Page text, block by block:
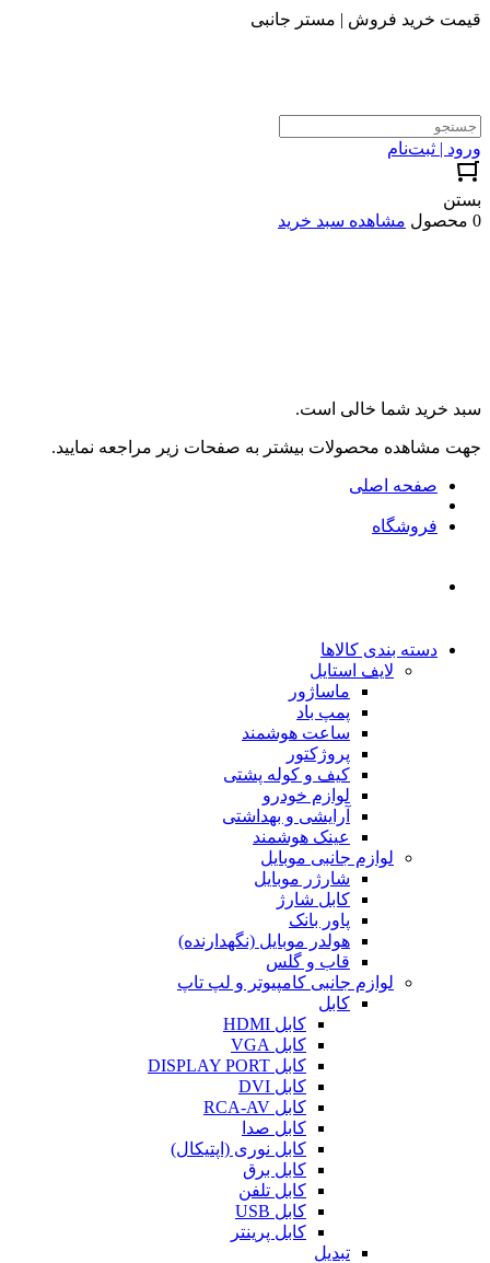
قیمت خرید فروش | مستر جانبی
ورود | ثبت‌نام
بستن
0 محصول
مشاهده سبد خرید
سبد خرید شما خالی است.
جهت مشاهده محصولات بیشتر به صفحات زیر مراجعه نمایید.
صفحه اصلی
فروشگاه
دسته بندی کالاها
لایف استایل
ماساژور
پمپ باد
ساعت هوشمند
پروژکتور
کیف و کوله پشتی
لوازم خودرو
آرایشی و بهداشتی
عینک هوشمند
لوازم جانبی موبایل
شارژر موبایل
کابل شارژ
پاور بانک
هولدر موبایل (نگهدارنده)
قاب و گلس
لوازم جانبی کامپیوتر و لپ تاپ
کابل
کابل HDMI
کابل VGA
کابل DISPLAY PORT
کابل DVI
کابل RCA-AV
کابل صدا
کابل نوری (اپتیکال)
کابل برق
کابل تلفن
کابل USB
کابل پرینتر
تبدیل